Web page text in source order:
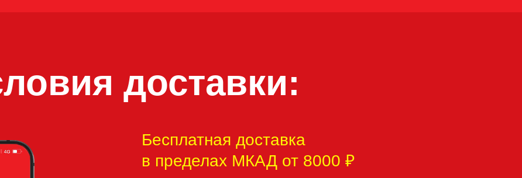
→ Минимальная сумма заказа 1500 ₽
За МКАД до 5км — 1300 ₽
За МКАД 5—10км — 1800 ₽